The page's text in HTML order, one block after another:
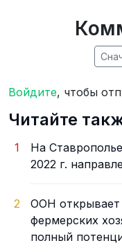
Войдите, чтобы
Читайте
1
На
2022 г.
2
ООН открывает
фермерских
полный